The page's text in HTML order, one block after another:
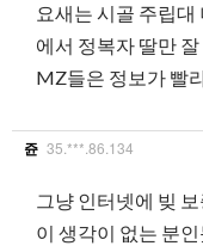
요새는 시골 주립
에서 정복자 딸만
MZ들은 정보가 빨
쥰 35.***.86.134
그냥 인터넷에 빚
이 생각이 없는 분